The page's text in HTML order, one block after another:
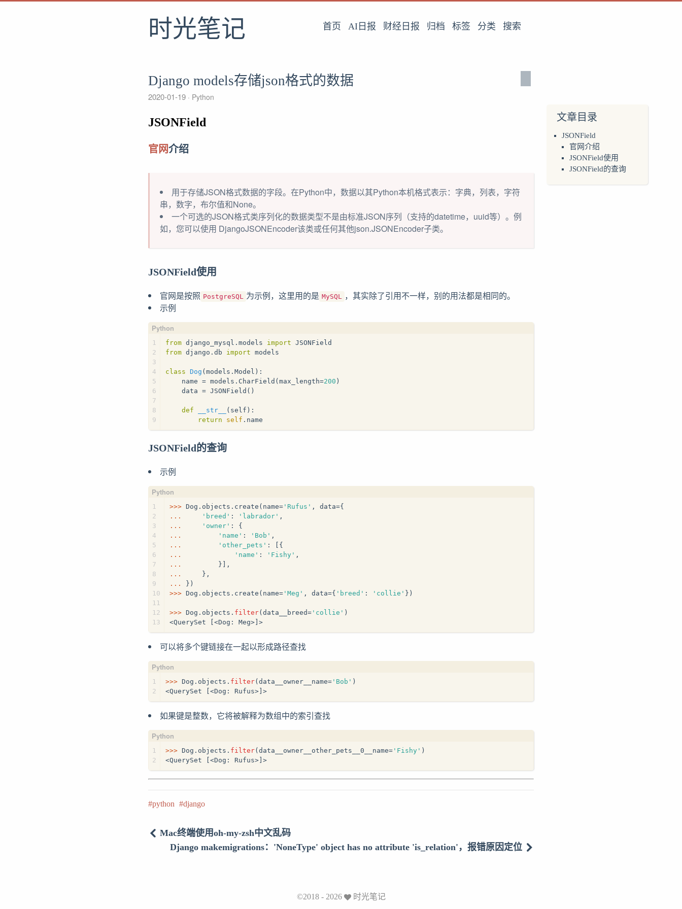
时光笔记 首页 AI日报 财经日报 归档 标签 分类 搜索
Django models存储json格式的数据
2020-01-19 Python
文章目录
JSONField
官网介绍
JSONField使用
JSONField的查询
JSONField
官网介绍
用于存储JSON格式数据的字段。在Python中，数据以其Python本机格式表示：字典，列表，字符
串，数字，布尔值和None。
一个可选的JSON格式类序列化的数据类型不是由标准JSON序列（支持的datetime，uuid等）。例
如，您可以使用 DjangoJSONEncoder该类或任何其他json.JSONEncoder子类。
JSONField使用
官网是按照 PostgreSQL 为示例，这里用的是 MySQL ，其实除了引用不一样，别的用法都是相同的。
示例
1
2
3
4
5
6
7
8
9
from django_mysql.models import JSONField
from django.db import models
class Dog (models.Model):
    name = models.CharField(max_length=
200 )
    data = JSONField()
def __str__ ( self ):
return
self .name
JSONField的查询
示例
1
2
3
4
5
6
7
8
9
10
11
12
13
>>> Dog.objects.create(name= 'Rufus' , data={
...
'breed' : 'labrador' ,
...
'owner' : {
...
'name' : 'Bob' ,
...
'other_pets' : [{
...
'name' : 'Fishy' ,
...
        }],
...
    },
...
})
>>> Dog.objects.create(name= 'Meg' , data={ 'breed' : 'collie' })
>>> Dog.objects. filter(data__breed= 'collie' )
<QuerySet [<Dog: Meg>]>
可以将多个键链接在一起以形成路径查找
1
2
>>> Dog.objects. filter(data__owner__name= 'Bob' )
<QuerySet [<Dog: Rufus>]>
如果键是整数，它将被解释为数组中的索引查找
1
2
>>> Dog.objects. filter(data__owner__other_pets__0__name= 'Fishy' )
<QuerySet [<Dog: Rufus>]>
python django
Mac终端使用oh-my-zsh中文乱码
Django makemigrations：'NoneType' object has no attribute 'is_relation'，报错原因定位
©2018 - 2026 时光笔记